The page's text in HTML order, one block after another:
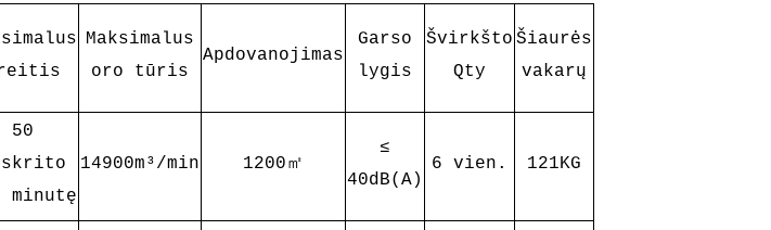
Maksimalus
oro tūris
Apdovanojimas
Garso
lygis
Švirkšto
Qty
Šiaurės
vakarų
50
minutę
14900m³/min 1200㎡
≤
40dB(A)
6 vien. 121KG